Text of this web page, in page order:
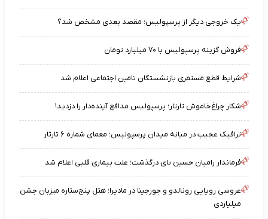
یک خروجی دیگر از پرسپولیس؛ مقصد بعدی مشخص شد؟
فروش گزینه پرسپولیس با ۷۰ میلیارد تومان
شرایط قطع مستمری بازنشستگان تامین اجتماعی اعلام شد
شکار چراغ‌خاموش تارتار؛ پرسپولیس مدافع آینده‌دار را دزدید!
ترافیک عجیب در میانه میدان پرسپولیس؛ معمای شماره ۶ تارتار
فرماندار رامیان حسین بای درگذشت؛ علت بیماری قلبی اعلام شد
عروسی رویایی رونالدو و جورجینا در مادیرا؛ هتل پنج‌ستاره میزبان جشن
میلیاردی